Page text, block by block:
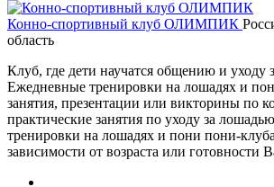
Конно-спортивный клуб ОЛИМПИК
область
Клуб, где дети научатся общению и уходу
Ежедневные тренировки на лошадях и
занятия, презентации или викторины по
практические занятия по уходу за
тренировки на лошадях и пони пони-
зависимости от возраста или готовности